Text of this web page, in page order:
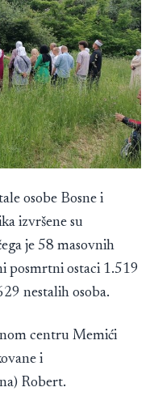
osobe Bosne i
izvršene su
je 58 masovnih
posmrtni ostaci 1.519
nestalih osoba.
centru Memići
i
Robert.